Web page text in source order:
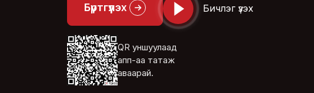
Бүртгүүлэх Бичлэг үзэх
QR уншуулаад
апп-аа татаж
аваарай.